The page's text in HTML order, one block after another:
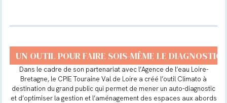
UN OUTIL POUR FAIRE SOIS-MÊME LE DIAGNOSTIC
Dans le cadre de son partenariat avec l’Agence de l’eau Loire-
Bretagne, le CPIE Touraine Val de Loire a créé l’outil Climato à
destination du grand public qui permet de mener un auto-diagnostic
et d’optimiser la gestion et l’aménagement des espaces aux abords